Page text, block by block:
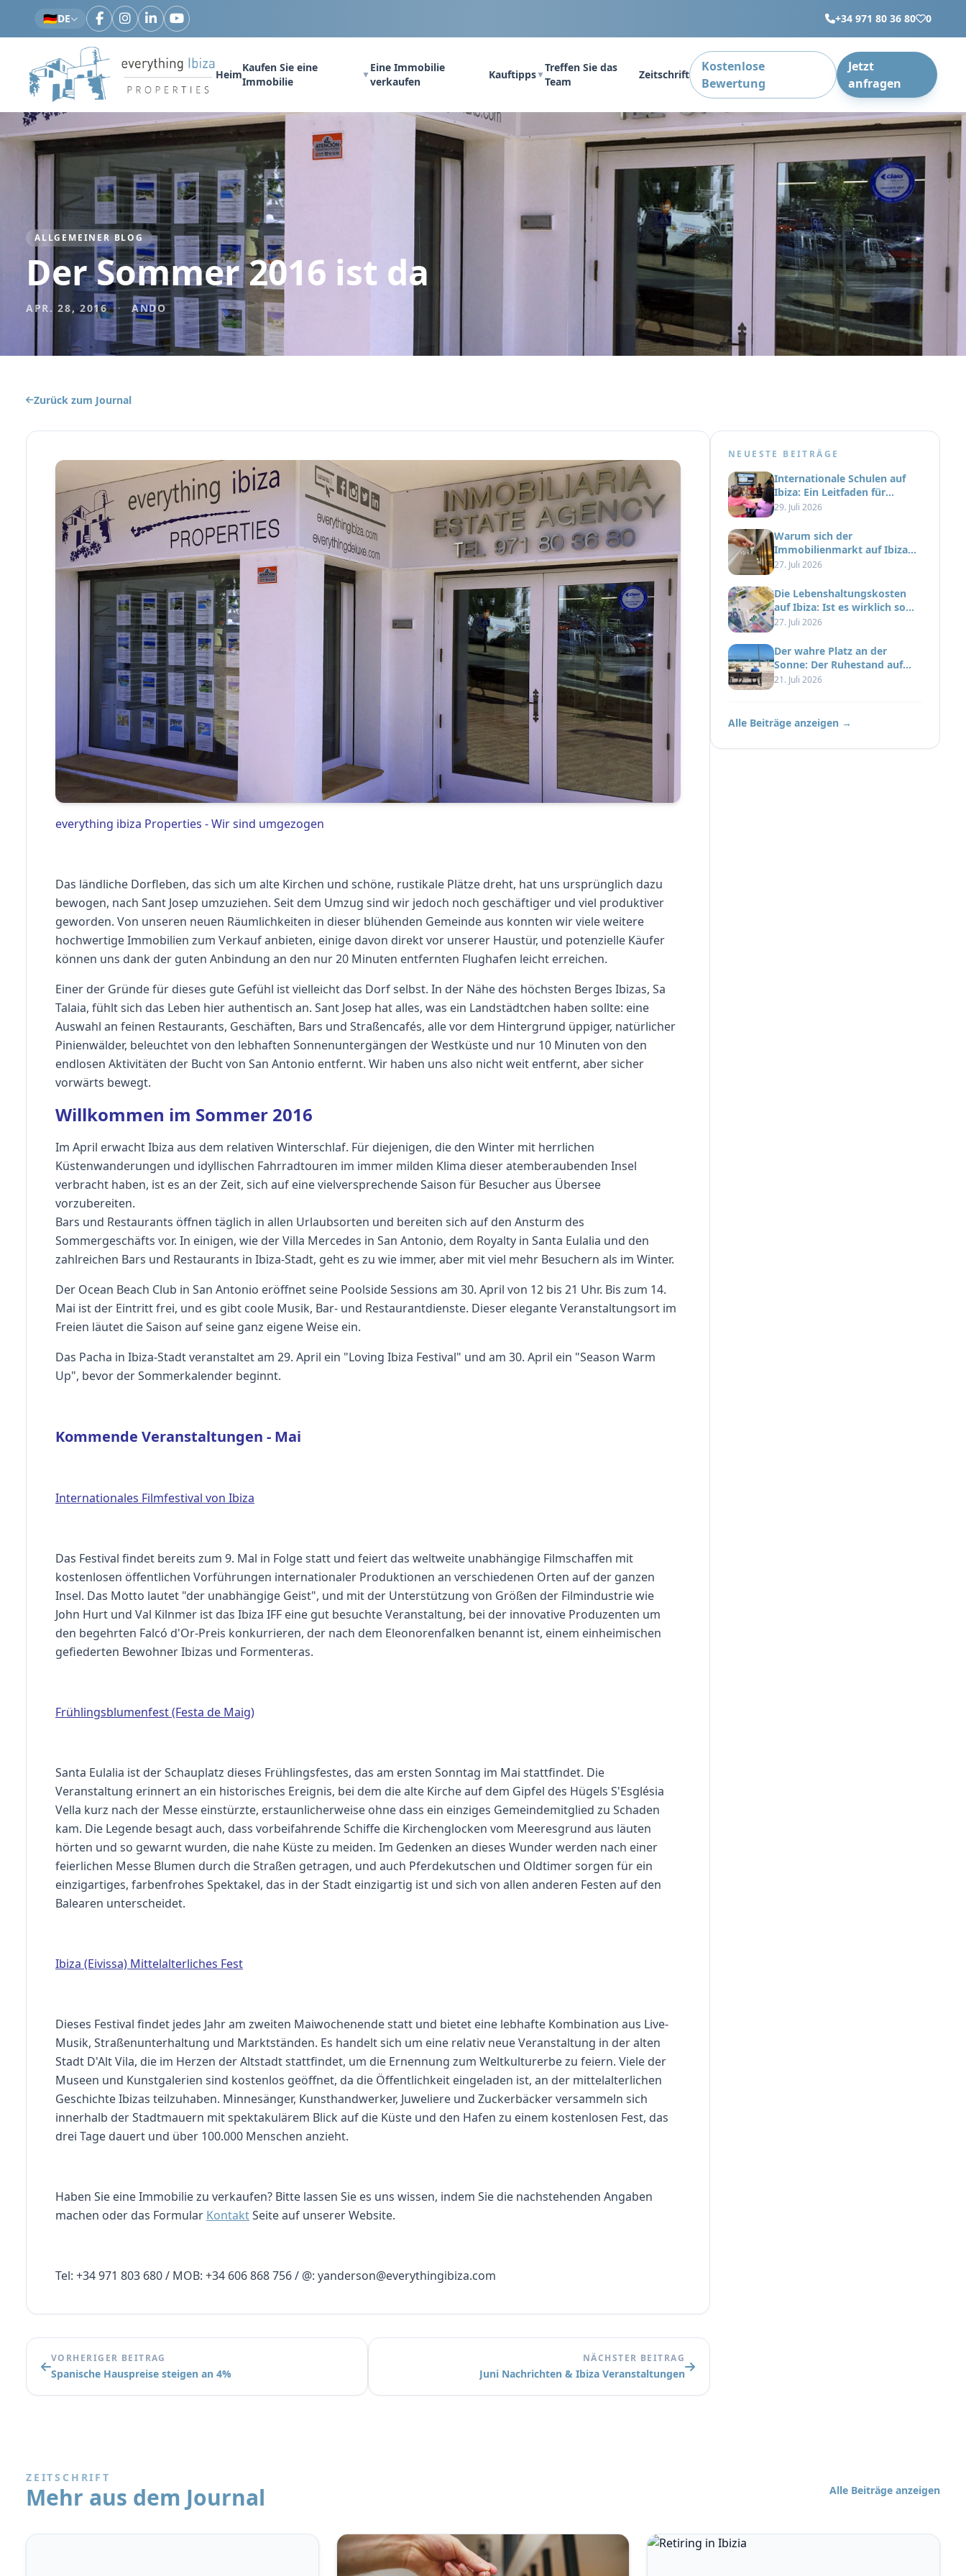
Zum Hauptinhalt springen
🇩🇪DE +34 971 80 36 80 0
Heim
Kaufen Sie eine
Immobilie
▼
Eine Immobilie
verkaufen
Kauftipps▼
Treffen Sie das
Team
Zeitschrift
Kostenlose
Bewertung
Jetzt
anfragen
ALLGEMEINER BLOG
Der Sommer 2016 ist da
APR. 28, 2016 · ANDO
Zurück zum Journal
everything ibiza Properties - Wir sind umgezogen
Das ländliche Dorfleben, das sich um alte Kirchen und schöne, rustikale Plätze dreht, hat uns ursprünglich dazu
bewogen, nach Sant Josep umzuziehen. Seit dem Umzug sind wir jedoch noch geschäftiger und viel produktiver
geworden. Von unseren neuen Räumlichkeiten in dieser blühenden Gemeinde aus konnten wir viele weitere
hochwertige Immobilien zum Verkauf anbieten, einige davon direkt vor unserer Haustür, und potenzielle Käufer
können uns dank der guten Anbindung an den nur 20 Minuten entfernten Flughafen leicht erreichen.
Einer der Gründe für dieses gute Gefühl ist vielleicht das Dorf selbst. In der Nähe des höchsten Berges Ibizas, Sa
Talaia, fühlt sich das Leben hier authentisch an. Sant Josep hat alles, was ein Landstädtchen haben sollte: eine
Auswahl an feinen Restaurants, Geschäften, Bars und Straßencafés, alle vor dem Hintergrund üppiger, natürlicher
Pinienwälder, beleuchtet von den lebhaften Sonnenuntergängen der Westküste und nur 10 Minuten von den
endlosen Aktivitäten der Bucht von San Antonio entfernt. Wir haben uns also nicht weit entfernt, aber sicher
vorwärts bewegt.
Willkommen im Sommer 2016
Im April erwacht Ibiza aus dem relativen Winterschlaf. Für diejenigen, die den Winter mit herrlichen
Küstenwanderungen und idyllischen Fahrradtouren im immer milden Klima dieser atemberaubenden Insel
verbracht haben, ist es an der Zeit, sich auf eine vielversprechende Saison für Besucher aus Übersee
vorzubereiten.
Bars und Restaurants öffnen täglich in allen Urlaubsorten und bereiten sich auf den Ansturm des
Sommergeschäfts vor. In einigen, wie der Villa Mercedes in San Antonio, dem Royalty in Santa Eulalia und den
zahlreichen Bars und Restaurants in Ibiza-Stadt, geht es zu wie immer, aber mit viel mehr Besuchern als im Winter.
Der Ocean Beach Club in San Antonio eröffnet seine Poolside Sessions am 30. April von 12 bis 21 Uhr. Bis zum 14.
Mai ist der Eintritt frei, und es gibt coole Musik, Bar- und Restaurantdienste. Dieser elegante Veranstaltungsort im
Freien läutet die Saison auf seine ganz eigene Weise ein.
Das Pacha in Ibiza-Stadt veranstaltet am 29. April ein "Loving Ibiza Festival" und am 30. April ein "Season Warm
Up", bevor der Sommerkalender beginnt.
Kommende Veranstaltungen - Mai
Internationales Filmfestival von Ibiza
Das Festival findet bereits zum 9. Mal in Folge statt und feiert das weltweite unabhängige Filmschaffen mit
kostenlosen öffentlichen Vorführungen internationaler Produktionen an verschiedenen Orten auf der ganzen
Insel. Das Motto lautet "der unabhängige Geist", und mit der Unterstützung von Größen der Filmindustrie wie
John Hurt und Val Kilnmer ist das Ibiza IFF eine gut besuchte Veranstaltung, bei der innovative Produzenten um
den begehrten Falcó d'Or-Preis konkurrieren, der nach dem Eleonorenfalken benannt ist, einem einheimischen
gefiederten Bewohner Ibizas und Formenteras.
Frühlingsblumenfest (Festa de Maig)
Santa Eulalia ist der Schauplatz dieses Frühlingsfestes, das am ersten Sonntag im Mai stattfindet. Die
Veranstaltung erinnert an ein historisches Ereignis, bei dem die alte Kirche auf dem Gipfel des Hügels S'Església
Vella kurz nach der Messe einstürzte, erstaunlicherweise ohne dass ein einziges Gemeindemitglied zu Schaden
kam. Die Legende besagt auch, dass vorbeifahrende Schiffe die Kirchenglocken vom Meeresgrund aus läuten
hörten und so gewarnt wurden, die nahe Küste zu meiden. Im Gedenken an dieses Wunder werden nach einer
feierlichen Messe Blumen durch die Straßen getragen, und auch Pferdekutschen und Oldtimer sorgen für ein
einzigartiges, farbenfrohes Spektakel, das in der Stadt einzigartig ist und sich von allen anderen Festen auf den
Balearen unterscheidet.
Ibiza (Eivissa) Mittelalterliches Fest
Dieses Festival findet jedes Jahr am zweiten Maiwochenende statt und bietet eine lebhafte Kombination aus Live-
Musik, Straßenunterhaltung und Marktständen. Es handelt sich um eine relativ neue Veranstaltung in der alten
Stadt D'Alt Vila, die im Herzen der Altstadt stattfindet, um die Ernennung zum Weltkulturerbe zu feiern. Viele der
Museen und Kunstgalerien sind kostenlos geöffnet, da die Öffentlichkeit eingeladen ist, an der mittelalterlichen
Geschichte Ibizas teilzuhaben. Minnesänger, Kunsthandwerker, Juweliere und Zuckerbäcker versammeln sich
innerhalb der Stadtmauern mit spektakulärem Blick auf die Küste und den Hafen zu einem kostenlosen Fest, das
drei Tage dauert und über 100.000 Menschen anzieht.
Haben Sie eine Immobilie zu verkaufen? Bitte lassen Sie es uns wissen, indem Sie die nachstehenden Angaben
machen oder das Formular KontaktSeite auf unserer Website.
Tel: +34 971 803 680 / MOB: +34 606 868 756 / @: yanderson@everythingibiza.com
VORHERIGER BEITRAG
Spanische Hauspreise steigen an 4%
NÄCHSTER BEITRAG
Juni Nachrichten & Ibiza Veranstaltungen
NEUESTE BEITRÄGE
Internationale Schulen auf
Ibiza: Ein Leitfaden für
Familien, die auf die Insel
29. Juli 2026
Warum sich der
Immobilienmarkt auf Ibiza
seit einem Jahrzehnt besser
Spaniens
27. Juli 2026
Die Lebenshaltungskosten
auf Ibiza: Ist es wirklich so
teuer, wie alle sagen?
27. Juli 2026
Der wahre Platz an der
Sonne: Der Ruhestand auf
Ibiza
21. Juli 2026
Alle Beiträge anzeigen →
ZEITSCHRIFT
Mehr aus dem Journal Alle Beiträge anzeigen